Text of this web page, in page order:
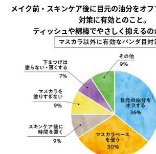
メイク前・スキンケア後に目元の油分をオ
対策に有効とのこと。
ティッシュや綿棒でやさしく抑えるの